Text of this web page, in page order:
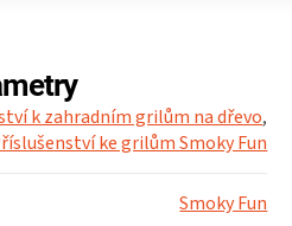
k zahradním grilům na dřevo,
ke grilům Smoky Fun
Smoky Fun